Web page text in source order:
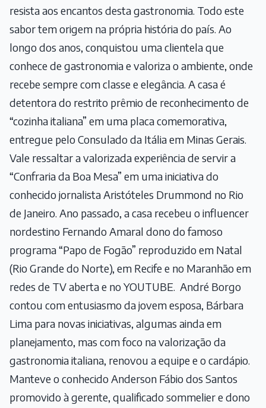
resista aos encantos desta gastronomia. Todo este
sabor tem origem na própria história do país. Ao
longo dos anos, conquistou uma clientela que
conhece de gastronomia e valoriza o ambiente, onde
recebe sempre com classe e elegância. A casa é
detentora do restrito prêmio de reconhecimento de
“cozinha italiana” em uma placa comemorativa,
entregue pelo Consulado da Itália em Minas Gerais.
Vale ressaltar a valorizada experiência de servir a
“Confraria da Boa Mesa” em uma iniciativa do
conhecido jornalista Aristóteles Drummond no Rio
de Janeiro. Ano passado, a casa recebeu o influencer
nordestino Fernando Amaral dono do famoso
programa “Papo de Fogão” reproduzido em Natal
(Rio Grande do Norte), em Recife e no Maranhão em
redes de TV aberta e no YOUTUBE. André Borgo
contou com entusiasmo da jovem esposa, Bárbara
Lima para novas iniciativas, algumas ainda em
planejamento, mas com foco na valorização da
gastronomia italiana, renovou a equipe e o cardápio.
Manteve o conhecido Anderson Fábio dos Santos
promovido à gerente, qualificado sommelier e dono